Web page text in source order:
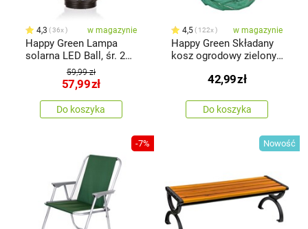
4,3 36x w magazynie
Happy Green Lampa
solarna LED Ball, śr. 22
59,99 zł
57,99zł
Do koszyka
4,5 122x w magazynie
Happy Green Składany
kosz ogrodowy zielony,
42,99zł
Do koszyka
-7% Nowość